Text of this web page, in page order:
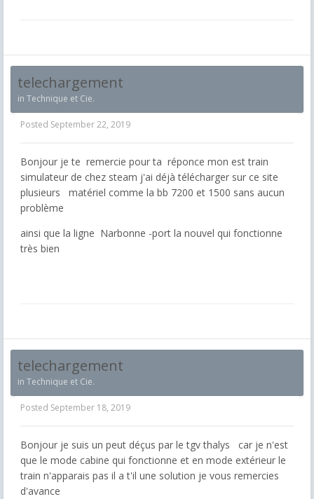
telechargement
in Technique et Cie.
Posted September 22, 2019
Bonjour je te remercie pour ta réponce mon est train
simulateur de chez steam j'ai déjà télécharger sur ce site
plusieurs matériel comme la bb 7200 et 1500 sans aucun
problème
ainsi que la ligne Narbonne -port la nouvel qui fonctionne
très bien
telechargement
in Technique et Cie.
Posted September 18, 2019
Bonjour je suis un peut déçus par le tgv thalys car je n'est
que le mode cabine qui fonctionne et en mode extérieur le
train n'apparais pas il a t'il une solution je vous remercies
d'avance